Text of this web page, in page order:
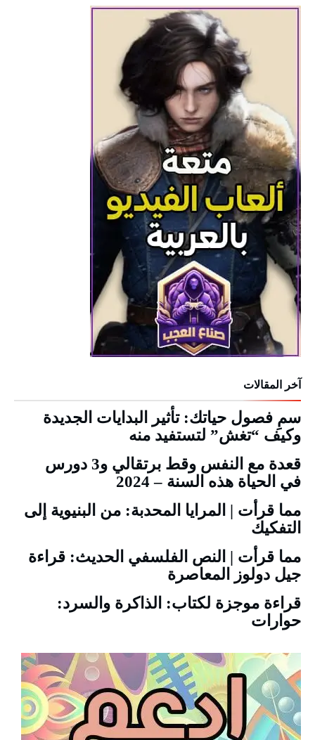
آخر المقالات
سمِ فصول حياتك: تأثير البدايات الجديدة
وكيف “تغش” لتستفيد منه
قعدة مع النفس وقط برتقالي و3 دورس
في الحياة هذه السنة – 2024
مما قرأت | المرايا المحدبة: من البنيوية إلى
التفكيك
مما قرأت | النص الفلسفي الحديث: قراءة
جيل دولوز المعاصرة
قراءة موجزة لكتاب: الذاكرة والسرد:
حوارات